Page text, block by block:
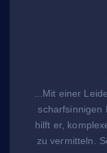
...Mit einer
scharfsinnigen
hilft er,
zu vermitteln.